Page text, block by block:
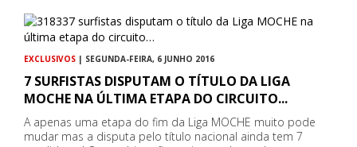
EXCLUSIVOS | SEGUNDA-FEIRA, 6 JUNHO 2016
7 SURFISTAS DISPUTAM O TÍTULO DA LIGA
MOCHE NA ÚLTIMA ETAPA DO CIRCUITO...
A apenas uma etapa do fim da Liga MOCHE muito pode
mudar mas a disputa pelo título nacional ainda tem 7